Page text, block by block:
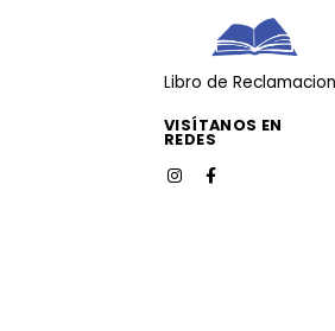
Libro de
VISÍTANOS EN
REDES